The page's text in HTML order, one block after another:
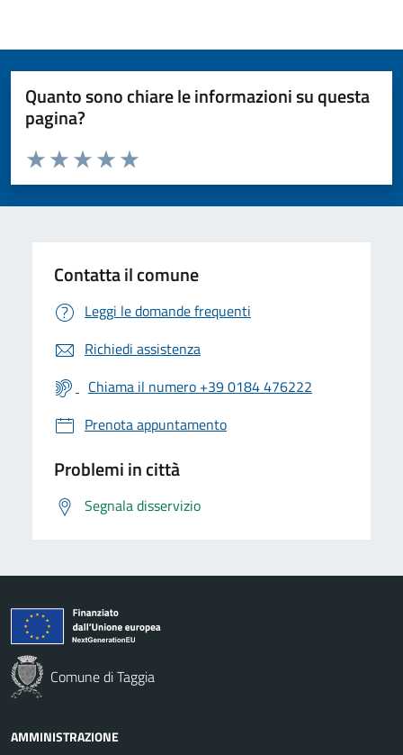
Quanto sono chiare le informazioni su questa
pagina?
Valuta da 1 a 5 stelle la pagina
Valuta 5 stelle su 5
Valuta 4 stelle su 5
Valuta 3 stelle su 5
Valuta 2 stelle su 5
Valuta 1 stelle su 5
Contatta il comune
Leggi le domande frequenti
Richiedi assistenza
Chiama il numero +39 0184 476222
Prenota appuntamento
Problemi in città
Segnala disservizio
Comune di Taggia
AMMINISTRAZIONE